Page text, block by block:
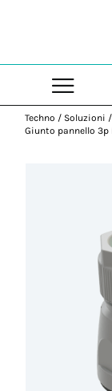
Techno / Soluzioni /
Giunto pannello 3p